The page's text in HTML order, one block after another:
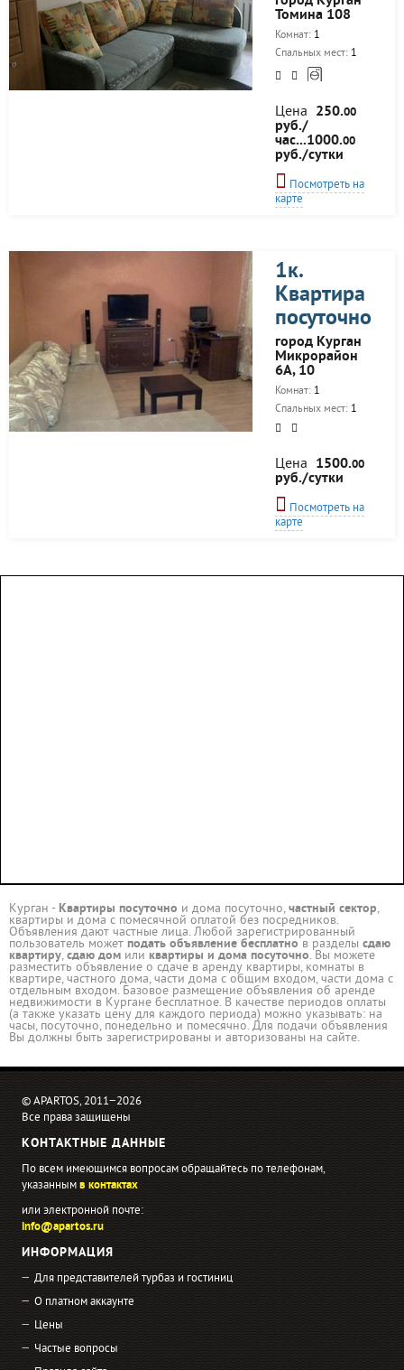
Томина 108
Комнат: 1
Спальных мест: 1
Цена 250.00
руб./
час...1000.00
руб./сутки
Посмотреть на
карте
1к.
Квартира
посуточно
город Курган
Микрорайон
6А, 10
Комнат: 1
Спальных мест: 1
Цена 1500.00
руб./сутки
Посмотреть на
карте
Курган - Квартиры посуточно и дома посуточно,частный сектор,
квартиры и дома с помесячной оплатой без посредников.
Объявления дают частные лица. Любой зарегистрированный
пользователь может подать объявление бесплатно в разделы сдаю
квартиру,сдаю дом или квартиры и дома посуточно. Вы можете
разместить объявление о сдаче в аренду квартиры, комнаты в
квартире, частного дома, части дома с общим входом, части дома с
отдельным входом. Базовое размещение объявления об аренде
недвижимости в Кургане бесплатное. В качестве периодов оплаты
(а также указать цену для каждого периода) можно указывать: на
часы, посуточно, понедельно и помесячно. Для подачи объявления
Вы должны быть зарегистрированы и авторизованы на сайте.
© APARTOS, 2011−2026
Все права защищены
КОНТАКТНЫЕ ДАННЫЕ
По всем имеющимся вопросам обращайтесь по телефонам,
указаннымв контактах
или электронной почте:
info@apartos.ru
ИНФОРМАЦИЯ
Для представителей турбаз и гостиниц
О платном аккаунте
Цены
Частые вопросы